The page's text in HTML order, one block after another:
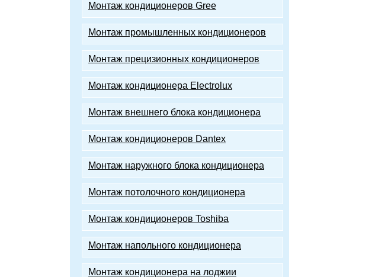
Монтаж кондиционеров Gree
Монтаж промышленных кондиционеров
Монтаж прецизионных кондиционеров
Монтаж кондиционера Electrolux
Монтаж внешнего блока кондиционера
Монтаж кондиционеров Dantex
Монтаж наружного блока кондиционера
Монтаж потолочного кондиционера
Монтаж кондиционеров Toshiba
Монтаж напольного кондиционера
Монтаж кондиционера на лоджии